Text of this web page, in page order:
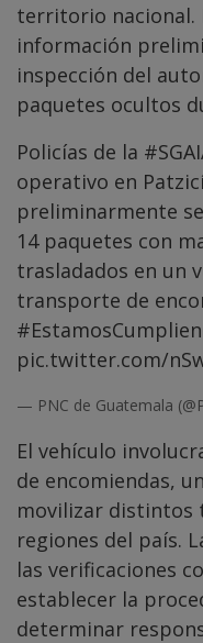
territorio nacional.
información
inspección del
paquetes ocultos
Policías de la
operativo en
preliminarmente
14 paquetes con
trasladados en un
transporte de
pic.twitter.com/
— PNC de Guatemala
El vehículo
de encomiendas,
movilizar distintos
regiones del país.
las verificaciones
establecer la
determinar